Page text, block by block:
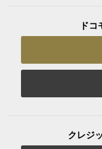
ド
クレジ